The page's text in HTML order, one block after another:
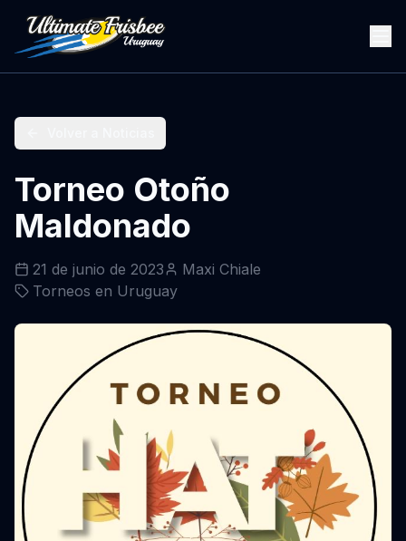
Torneo Otoño
Maldonado
21 de junio de 2023
Maxi Chiale
Torneos en Uruguay